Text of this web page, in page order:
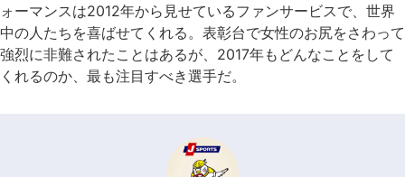
ォーマンスは2012年から見せているファンサービスで、世界
中の人たちを喜ばせてくれる。表彰台で女性のお尻をさわって
強烈に非難されたことはあるが、2017年もどんなことをして
くれるのか、最も注目すべき選手だ。